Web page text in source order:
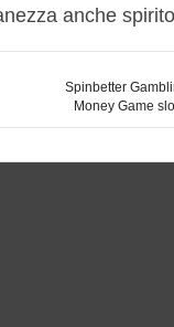
anche
Spinbetter
Money Game